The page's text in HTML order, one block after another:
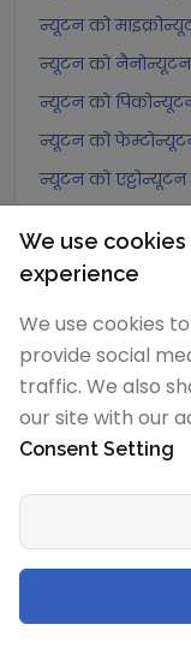
न्यूटन को
न्यूटन को
न्यूटन को
न्यूटन को
न्यूटन को
न्यूटन को जूल/
न्यूटन को पाउंड फुट
न्यूटन को लघु टन-
न्यूटन को मेट्रिक
न्यूटन को पोंड में
न्यूटन को
We use
experience
We use cookies
provide social
traffic. We also
our site with our
Consent Setting